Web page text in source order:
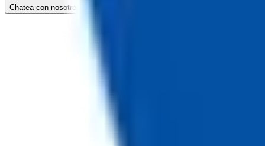
Chatea con nosotros